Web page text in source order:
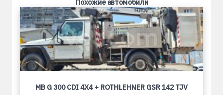
Похожие автомобили
MB G 300 CDI 4X4 + ROTHLEHNER GSR 142 TJV